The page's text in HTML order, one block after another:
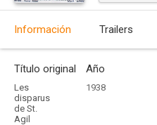
Información Trailers
Título original
Les
disparus
de St.
Agil
Año
1938